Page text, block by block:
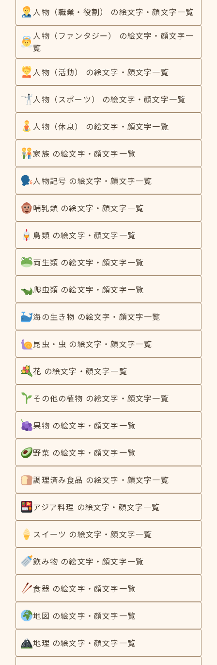
人物（職業・役割） の絵文字・顔文字一覧
人物（ファンタジー） の絵文字・顔文字一
覧
人物（活動） の絵文字・顔文字一覧
人物（スポーツ） の絵文字・顔文字一覧
人物（休息） の絵文字・顔文字一覧
家族 の絵文字・顔文字一覧
人物記号 の絵文字・顔文字一覧
哺乳類 の絵文字・顔文字一覧
鳥類 の絵文字・顔文字一覧
両生類 の絵文字・顔文字一覧
爬虫類 の絵文字・顔文字一覧
海の生き物 の絵文字・顔文字一覧
昆虫・虫 の絵文字・顔文字一覧
花 の絵文字・顔文字一覧
その他の植物 の絵文字・顔文字一覧
果物 の絵文字・顔文字一覧
野菜 の絵文字・顔文字一覧
調理済み食品 の絵文字・顔文字一覧
アジア料理 の絵文字・顔文字一覧
スイーツ の絵文字・顔文字一覧
飲み物 の絵文字・顔文字一覧
食器 の絵文字・顔文字一覧
地図 の絵文字・顔文字一覧
地理 の絵文字・顔文字一覧